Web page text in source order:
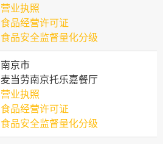
营业执照
食品经营许可证
食品安全监督量化分级
南京市
麦当劳南京托乐嘉餐厅
营业执照
食品经营许可证
食品安全监督量化分级